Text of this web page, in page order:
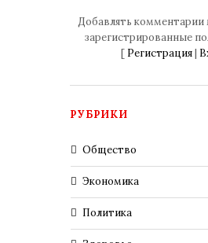
Добавлять комментарии
зарегистрированные
[ Регистрация|
РУБРИКИ
Общество
Экономика
Политика